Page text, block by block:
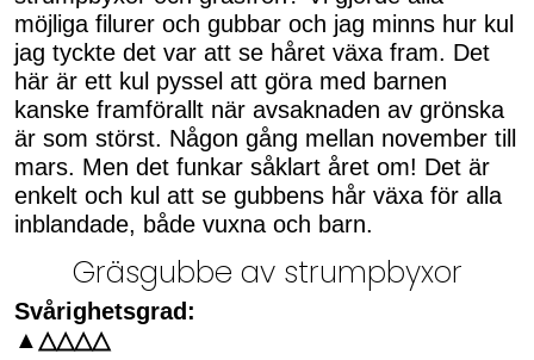
möjliga filurer och gubbar och jag minns hur kul
jag tyckte det var att se håret växa fram. Det
här är ett kul pyssel att göra med barnen
kanske framförallt när avsaknaden av grönska
är som störst. Någon gång mellan november till
mars. Men det funkar såklart året om! Det är
enkelt och kul att se gubbens hår växa för alla
inblandade, både vuxna och barn.
Gräsgubbe av strumpbyxor
Svårighetsgrad:
▲△△△△